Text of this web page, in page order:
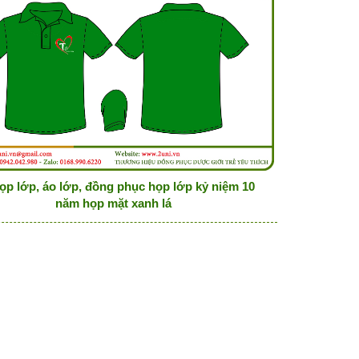
lớp, áo lớp, đồng phục họp lớp kỷ niệm 10
năm họp mặt xanh lá